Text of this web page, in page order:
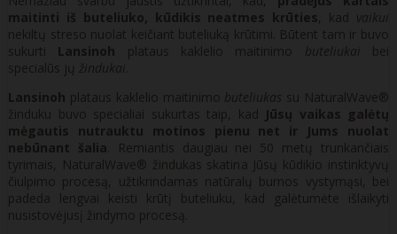
maitinti iš buteliuko, kūdikis neatmes krūties , kad vaikui
nekiltų streso nuolat keičiant buteliuką krūtimi. Būtent tam ir buvo
sukurti Lansinoh plataus kaklelio maitinimo buteliukai bei
specialūs jų žindukai
Lansinoh plataus kaklelio maitinimo buteliukas su NaturalWave®
žinduku buvo specialiai sukurtas taip, kad Jūsų vaikas galėtų
mėgautis nutrauktu motinos pienu net ir Jums nuolat
nebūnant šalia . Remiantis daugiau nei 50 metų trunkančiais
tyrimais, NaturalWave® žindukas skatina Jūsų kūdikio instinktyvų
čiulpimo procesą, užtikrindamas natūralų burnos vystymąsi, bei
padeda lengvai keisti krūtį buteliuku, kad galėtumėte išlaikyti
nusistovėjusį žindymo procesą.